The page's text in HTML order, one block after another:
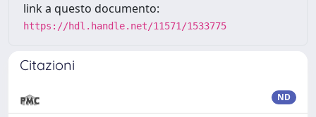
link a questo documento:
https://hdl.handle.net/11571/1533775
Citazioni
ND